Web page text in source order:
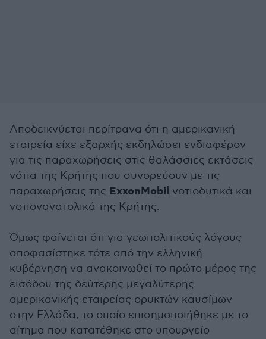
Αποδεικνύεται περίτρανα ότι η αμερικανική
εταιρεία είχε εξαρχής εκδηλώσει ενδιαφέρον
για τις παραχωρήσεις στις θαλάσσιες εκτάσεις
νότια της Κρήτης που συνορεύουν με τις
παραχωρήσεις της ExxonMobil νοτιοδυτικά και
νοτιονανατολικά της Κρήτης.
Όμως φαίνεται ότι για γεωπολιτικούς λόγους
αποφασίστηκε τότε από την ελληνική
κυβέρνηση να ανακοινωθεί το πρώτο μέρος της
εισόδου της δεύτερης μεγαλύτερης
αμερικανικής εταιρείας ορυκτών καυσίμων
στην Ελλάδα, το οποίο επισημοποιήθηκε με το
αίτημα που κατατέθηκε στο υπουργείο